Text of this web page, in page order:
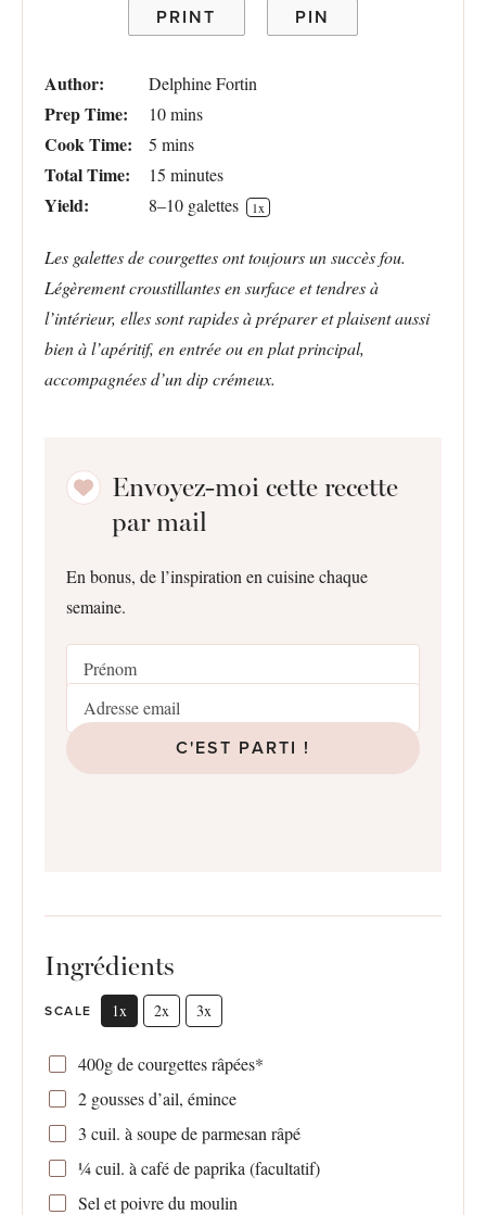
PRINT PIN
Author: Delphine Fortin
Prep Time: 10 mins
Cook Time: 5 mins
Total Time: 15 minutes
Yield: 8–10 galettes 1x
Les galettes de courgettes ont toujours un succès fou.
Légèrement croustillantes en surface et tendres à
l’intérieur, elles sont rapides à préparer et plaisent aussi
bien à l’apéritif, en entrée ou en plat principal,
accompagnées d’un dip crémeux.
Envoyez-moi cette recette
par mail
En bonus, de l’inspiration en cuisine chaque
semaine.
C'EST PARTI !
Ingrédients
SCALE 1x 2x 3x
400gde courgettes râpées*
2gousses d’ail, émince
3 cuil. à soupe de parmesan râpé
¼cuil. à café de paprika (facultatif)
Sel et poivre du moulin